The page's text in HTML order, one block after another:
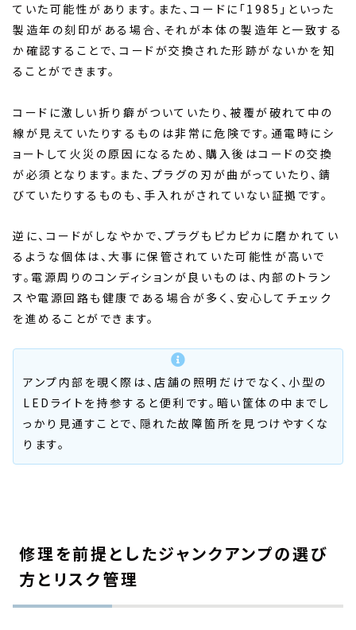
ていた可能性があります。また、コードに「1985」といった
製造年の刻印がある場合、それが本体の製造年と一致する
か確認することで、コードが交換された形跡がないかを知
ることができます。
コードに激しい折り癖がついていたり、被覆が破れて中の
線が見えていたりするものは非常に危険です。通電時にシ
ョートして火災の原因になるため、購入後はコードの交換
が必須となります。また、プラグの刃が曲がっていたり、錆
びていたりするものも、手入れがされていない証拠です。
逆に、コードがしなやかで、プラグもピカピカに磨かれてい
るような個体は、大事に保管されていた可能性が高いで
す。電源周りのコンディションが良いものは、内部のトラン
スや電源回路も健康である場合が多く、安心してチェック
を進めることができます。
アンプ内部を覗く際は、店舗の照明だけでなく、小型の
LEDライトを持参すると便利です。暗い筐体の中までし
っかり見通すことで、隠れた故障箇所を見つけやすくな
ります。
修理を前提としたジャンクアンプの選び
方とリスク管理